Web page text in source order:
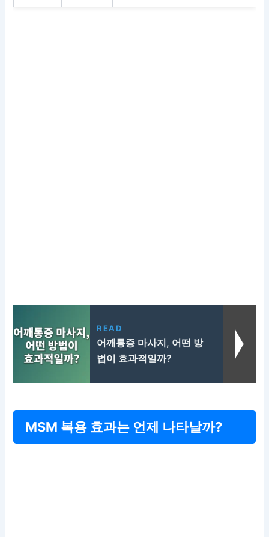
READ
어깨통증 마사지, 어떤 방
법이 효과적일까?
MSM 복용 효과는 언제 나타날까?